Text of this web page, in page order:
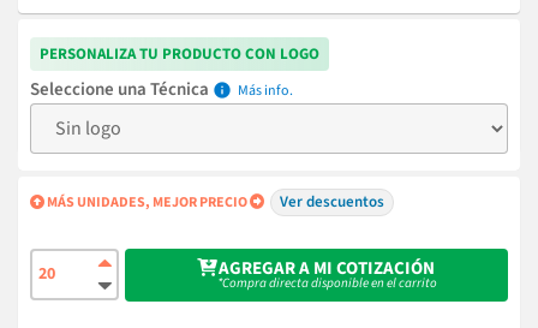
PERSONALIZA TU PRODUCTO CON LOGO
Técnica info
MÁS UNIDADES, MEJOR PRECIO Ver descuentos
AGREGAR A MI COTIZACIÓN
*Compra directa disponible en el carrito